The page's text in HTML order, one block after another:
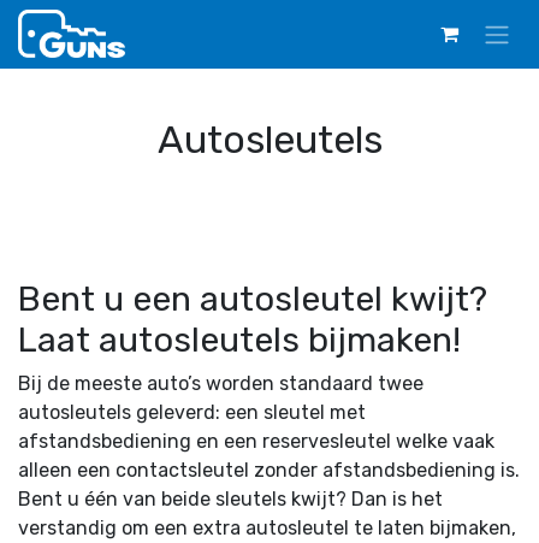
Overslaan naar inhoud
Autosleutels
Bent u een autosleutel kwijt?
Laat autosleutels bijmaken!
Bij de meeste auto’s worden standaard twee
autosleutels geleverd: een sleutel met
afstandsbediening en een reservesleutel welke vaak
alleen een contactsleutel zonder afstandsbediening is.
Bent u één van beide sleutels kwijt? Dan is het
verstandig om een extra autosleutel te laten bijmaken,